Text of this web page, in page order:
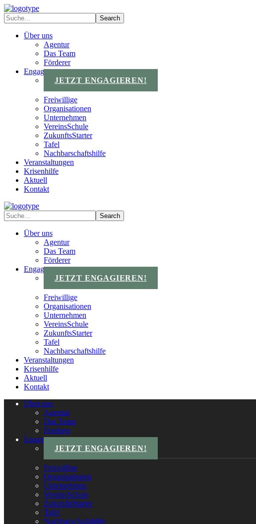
Über uns
Agentur
Das Team
Förderer
Engagements
JETZT ENGAGIEREN!
Freiwillige
Organisationen
Unternehmen
VereinsSchule
ZukunftsStarter
Tafel
Nachbarschaftshilfe
Veranstaltungen
Krisenhilfe
Aktuell
Kontakt
Über uns
Agentur
Das Team
Förderer
Engagements
JETZT ENGAGIEREN!
Freiwillige
Organisationen
Unternehmen
VereinsSchule
ZukunftsStarter
Tafel
Nachbarschaftshilfe
Veranstaltungen
Krisenhilfe
Aktuell
Kontakt
Über uns
Agentur
Das Team
Förderer
Engagements
JETZT ENGAGIEREN!
Freiwillige
Organisationen
Unternehmen
VereinsSchule
ZukunftsStarter
Tafel
Nachbarschaftshilfe